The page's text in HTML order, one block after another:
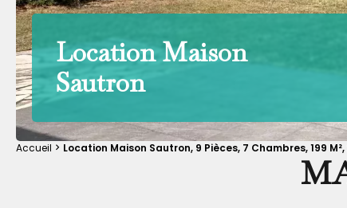
Location Maison
Sautron
Accueil Location Maison Sautron, 9 Pièces, 7 Chambres, 199